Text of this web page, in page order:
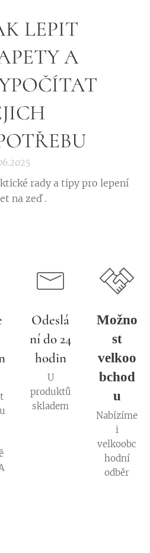
LEPIT
A
rady a tipy pro lepení
na zeď .
Odeslá
ní do 24
hodin
U
produktů
skladem
Možno
st
velkoo
bchod
u
Nabízíme
i
velkoobc
hodní
odběr